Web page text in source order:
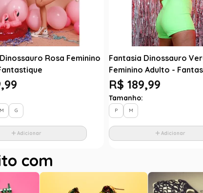
Rosa Feminino
M G
Adicionar
Fantasia Dinossauro
Feminino Adulto -
R$ 189,99
Tamanho:
P M
Adicionar
com